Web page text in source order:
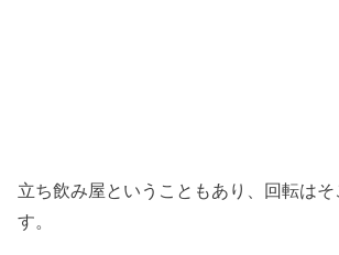
立ち飲み屋ということもあり、回転は
す。